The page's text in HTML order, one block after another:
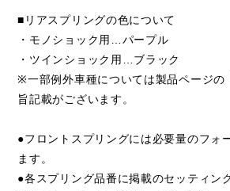
■リアスプリングの色について
・モノショック用…パープル
・ツインショック用…ブラック
※一部例外車種については製品ページの
旨記載がございます。
●フロントスプリングには必要量のフォ
ます。
●各スプリング品番に掲載のセッティン